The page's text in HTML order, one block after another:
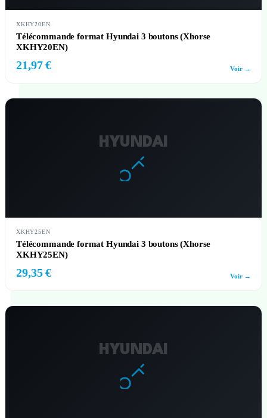
XKHY20EN
Télécommande format Hyundai 3 boutons (Xhorse
XKHY20EN)
21,97 € Voir →
HYUNDAI
XKHY25EN
Télécommande format Hyundai 3 boutons (Xhorse
XKHY25EN)
29,35 € Voir →
HYUNDAI